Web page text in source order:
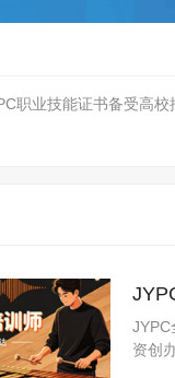
职业技能证书备受高校
JYPC
资创